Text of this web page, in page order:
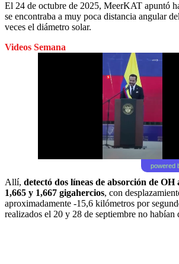
El 24 de octubre de 2025, MeerKAT apuntó
se encontraba a muy poca distancia angular
veces el diámetro solar.
Videos Semana
powered
Allí, detectó dos líneas de absorción de OH
1,665 y 1,667 gigahercios, con
aproximadamente -15,6 kilómetros por
realizados el 20 y 28 de septiembre no habían